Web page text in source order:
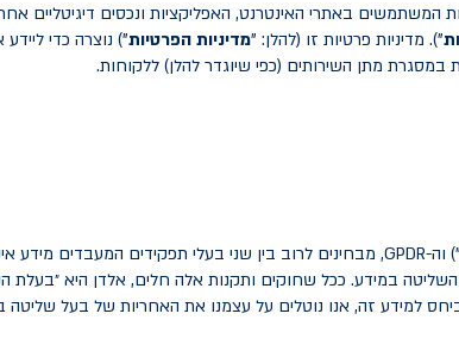
המשתמשים באתרי האינטרנט, האפליקציות ונכסים דיגיטליים
"). מדיניות פרטיות זו (להלן: "מדיניות הפרטיות") נוצרה כדי
מתן השירותים (כפי שיוגדר להלן) ללקוחות.
") וה-GPDR, מבחינים לרוב בין שני בעלי תפקידים המעבדים מידע
במידע. ככל שחוקים ותקנות אלה חלים, אלדן היא ״בעלת
למידע זה, אנו נוטלים על עצמנו את האחריות של בעל שליטה